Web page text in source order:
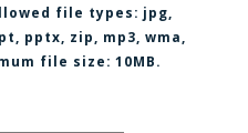
file types: jpg,
pptx, zip, mp3, wma,
file size: 10MB.